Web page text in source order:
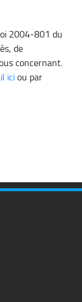
2004-801 du
de
concernant.
iciou par